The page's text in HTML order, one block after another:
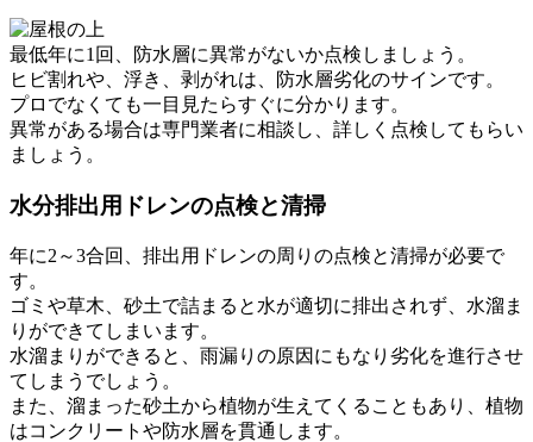
最低年に1回、防水層に異常がないか点検しましょう。
ヒビ割れや、浮き、剥がれは、防水層劣化のサインです。
プロでなくても一目見たらすぐに分かります。
異常がある場合は専門業者に相談し、詳しく点検してもらい
ましょう。
水分排出用ドレンの点検と清掃
年に2～3合回、排出用ドレンの周りの点検と清掃が必要で
す。
ゴミや草木、砂土で詰まると水が適切に排出されず、水溜ま
りができてしまいます。
水溜まりができると、雨漏りの原因にもなり劣化を進行させ
てしまうでしょう。
また、溜まった砂土から植物が生えてくることもあり、植物
はコンクリートや防水層を貫通します。